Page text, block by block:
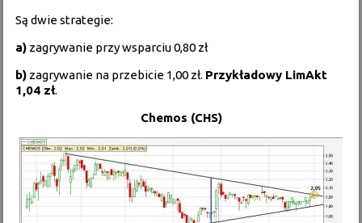
Są dwie strategie:
a) zagrywanie przy wsparciu 0,80 zł
b) zagrywanie na przebicie 1,00 zł. Przykładowy LimAkt
1,04 zł.
Chemos (CHS)